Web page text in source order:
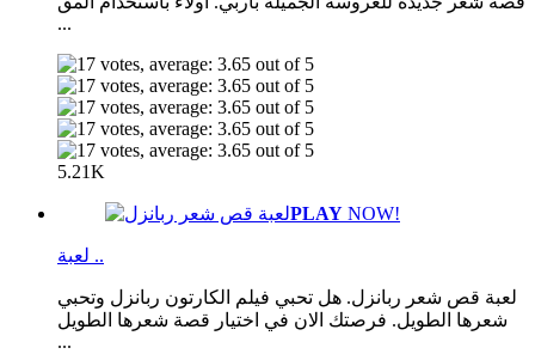
...
5.21K
PLAY NOW!
لعبة ..
لعبة قص شعر ربانزل. هل تحبي فيلم الكارتون ربانزل وتحبي
شعرها الطويل. فرصتك الان في اختيار قصة شعرها الطويل
...